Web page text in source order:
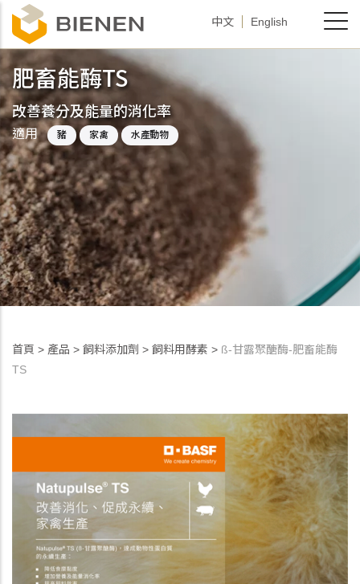
移
至
主
內
容
中文 English
肥畜能酶TS
改善養分及能量的消化率
適用 豬 家禽 水產動物
首頁 > 產品 > 飼料添加劑 > 飼料用酵素 > ß-甘露聚醣酶-肥畜能酶
TS